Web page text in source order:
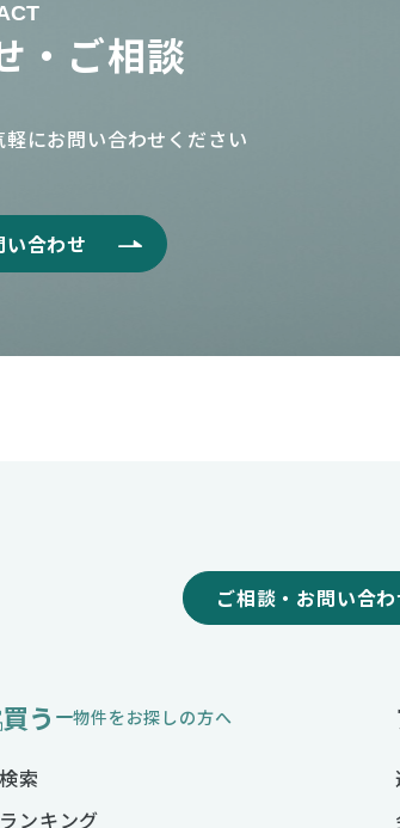
・ご相談
軽にお問い合わせください
合わせ
ご相談・お問い合わ
買う 物件をお探しの方へ
索
ンキング